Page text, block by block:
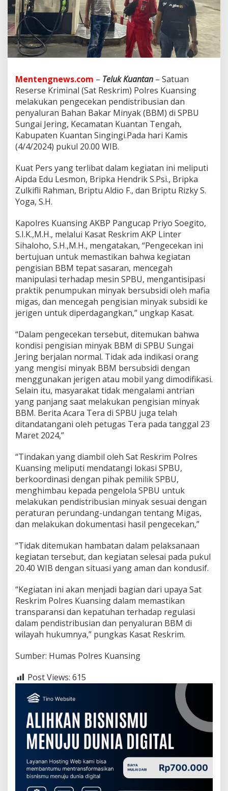
n
g
M
e
l
k
k
a
P
e
n
g
e
c
k
a
n
d
i
s
t
r
i
b
u
s
i
a
d
a
n
e
n
y
a
l
u
r
B
B
M
d
i
S
P
U
u
n
g
a
J
e
r
i
g
Mentengnews.com – Teluk Kuantan – Satuan
Reserse Kriminal (Sat Reskrim) Polres Kuansing
melakukan pengecekan pendistribusian dan
penyaluran Bahan Bakar Minyak (BBM) di SPBU
Sungai Jering, Kecamatan Kuantan Tengah,
Kabupaten Kuantan Singingi.Pada hari Kamis
(4/4/2024) pukul 20.00 WIB.
Kuat Pers yang terlibat dalam kegiatan ini meliputi
Aipda Edu Lesmon, Bripka Hendrik S.Psi., Bripka
Zulkifli Rahman, Briptu Aldio F., dan Briptu Rizky S.
Yoga, S.H.
Kapolres Kuansing AKBP Pangucap Priyo Soegito,
S.I.K.,M.H., melalui Kasat Reskrim AKP Linter
Sihaloho, S.H.,M.H., mengatakan, “Pengecekan ini
bertujuan untuk memastikan bahwa kegiatan
pengisian BBM tepat sasaran, mencegah
manipulasi terhadap mesin SPBU, mengantisipasi
praktik penumpukan minyak bersubsidi oleh mafia
migas, dan mencegah pengisian minyak subsidi ke
jerigen untuk diperdagangkan,” ungkap Kasat.
“Dalam pengecekan tersebut, ditemukan bahwa
kondisi pengisian minyak BBM di SPBU Sungai
Jering berjalan normal. Tidak ada indikasi orang
yang mengisi minyak BBM bersubsidi dengan
menggunakan jerigen atau mobil yang dimodifikasi.
Selain itu, masyarakat tidak mengalami antrian
yang panjang saat melakukan pengisian minyak
BBM. Berita Acara Tera di SPBU juga telah
ditandatangani oleh petugas Tera pada tanggal 23
Maret 2024,”
“Tindakan yang diambil oleh Sat Reskrim Polres
Kuansing meliputi mendatangi lokasi SPBU,
berkoordinasi dengan pihak pemilik SPBU,
menghimbau kepada pengelola SPBU untuk
melakukan pendistribusian minyak sesuai dengan
peraturan perundang-undangan tentang Migas,
dan melakukan dokumentasi hasil pengecekan,”
“Tidak ditemukan hambatan dalam pelaksanaan
kegiatan tersebut, dan kegiatan selesai pada pukul
20.40 WIB dengan situasi yang aman dan kondusif.
“Kegiatan ini akan menjadi bagian dari upaya Sat
Reskrim Polres Kuansing dalam memastikan
transparansi dan kepatuhan terhadap regulasi
dalam pendistribusian dan penyaluran BBM di
wilayah hukumnya,” pungkas Kasat Reskrim.
Sumber: Humas Polres Kuansing
Post Views: 615